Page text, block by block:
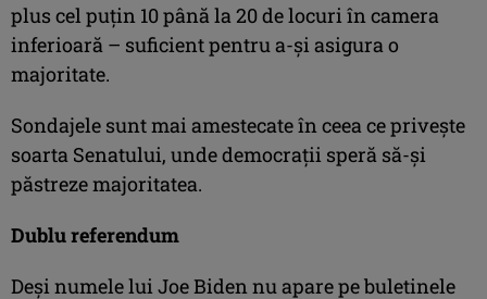
plus cel puţin 10 până la 20 de locuri în camera
inferioară – suficient pentru a-şi asigura o
majoritate.
Sondajele sunt mai amestecate în ceea ce priveşte
soarta Senatului, unde democraţii speră să-şi
păstreze majoritatea.
Dublu referendum
Deşi numele lui Joe Biden nu apare pe buletinele